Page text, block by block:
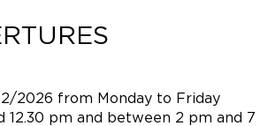
2026 from Monday to Friday
12.30 pm and between 2 pm and 7